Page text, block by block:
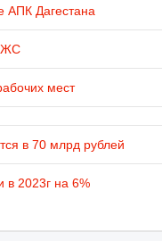
АПК Дагестана
мест
в 70 млрд рублей
в 2023г на 6%